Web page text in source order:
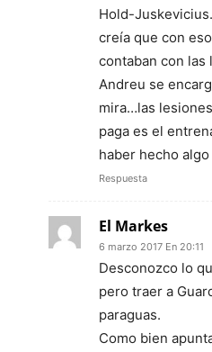
Hold-
creía que con
contaban con las
Andreu se
mira…las
paga es el
haber hecho
Respuesta
El Markes
6 marzo 2017 En 20:11
Desconozco lo
pero traer a
paraguas.
Como bien